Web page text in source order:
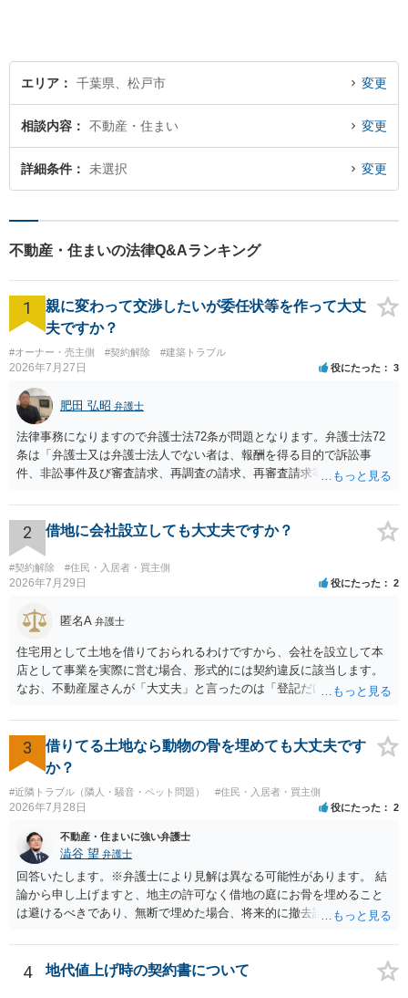
エリア 千葉県、松戸市 変更
相談内容 不動産・住まい 変更
詳細条件 未選択 変更
不動産・住まいの法律Q&Aランキング
1
親に変わって交渉したいが委任状等を作って大丈
夫ですか？
#オーナー・売主側 #契約解除 #建築トラブル
2026年7月27日 役にたった 3
肥田 弘昭 弁護士
法律事務になりますので弁護士法72条が問題となります。弁護士法72
条は「弁護士又は弁護士法人でない者は、報酬を得る目的で訴訟事
件、非訟事件及び審査請求、再調査の請求、再審査請求等行政庁に対
しくは和解その他の法律事務を取り扱い、又はこれらの周旋をするこ
とを業とすることができない。ただし、この法律又は他の法律に別段
の定めがある場合は、この限りでない。」とのことから、報酬を得る
目的がないのであれば適法です。なぜなら、弁護士法72条に違反しな
いのであれば、委任については無償で委任者が受任者に委任できるか
2 借地に会社設立しても大丈夫ですか？
#契約解除 #住民・入居者・買主側
2026年7月29日 役にたった 2
匿名A 弁護士
住宅用として土地を借りておられるわけですから、会社を設立して本
店として事業を実際に営む場合、形式的には契約違反に該当します。
なお、不動産屋さんが「大丈夫」と言ったのは「登記だけなら実務上
れますが、これは法的な保証ではありません。 ただ、解除まで認めら
れるかどうかについては信頼関係が破壊されたかどうかで判断されま
すので、建物を事務所・店舗用に大きく改築する等までなさらない限
り、リスクはそれほど大きくないかもしれません。 しかしそれでも、
大家さんが契約違反を口実に、将来の更新時に更新料の上乗せを要求
したり、立ち退きを迫る材料に使ったりする可能性は否定できませ
ん。
3
借りてる土地なら動物の骨を埋めても大丈夫です
か？
#近隣トラブル（隣人・騒音・ペット問題） #住民・入居者・買主側
2026年7月28日 役にたった 2
不動産・住まいに強い弁護士
澁谷 望 弁護士
回答いたします。※弁護士により見解は異なる可能性があります。 結
論から申し上げますと、地主の許可なく借地の庭にお骨を埋めること
は避けるべきであり、無断で埋めた場合、将来的に撤去請求や退去時
上、自分のペットの遺骨を埋める行為自体は墓地埋葬法違反や不法投
棄には該当しないため、犯罪になるわけではありません。しかし、建
4 地代値上げ時の契約書について